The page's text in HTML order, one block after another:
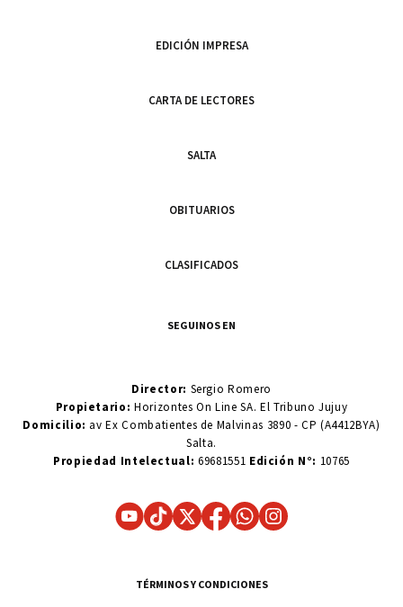
EDICIÓN IMPRESA
CARTA DE LECTORES
SALTA
OBITUARIOS
CLASIFICADOS
SEGUINOS EN
Director: Sergio Romero
Propietario:Horizontes On Line SA. El Tribuno Jujuy
Domicilio: av Ex Combatientes de Malvinas 3890 - CP (A4412BYA)
Salta.
Propiedad Intelectual: 69681551 Edición N°: 10765
TÉRMINOS Y CONDICIONES